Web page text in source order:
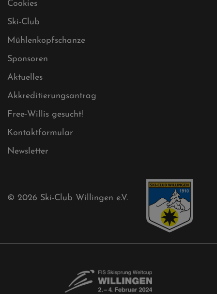
Datenschutz
Impressum
Sitemap
Sitemap XML
Cookies
Ski-Club
Mühlenkopfschanze
Sponsoren
Aktuelles
Ski-Club Willingen e.V.